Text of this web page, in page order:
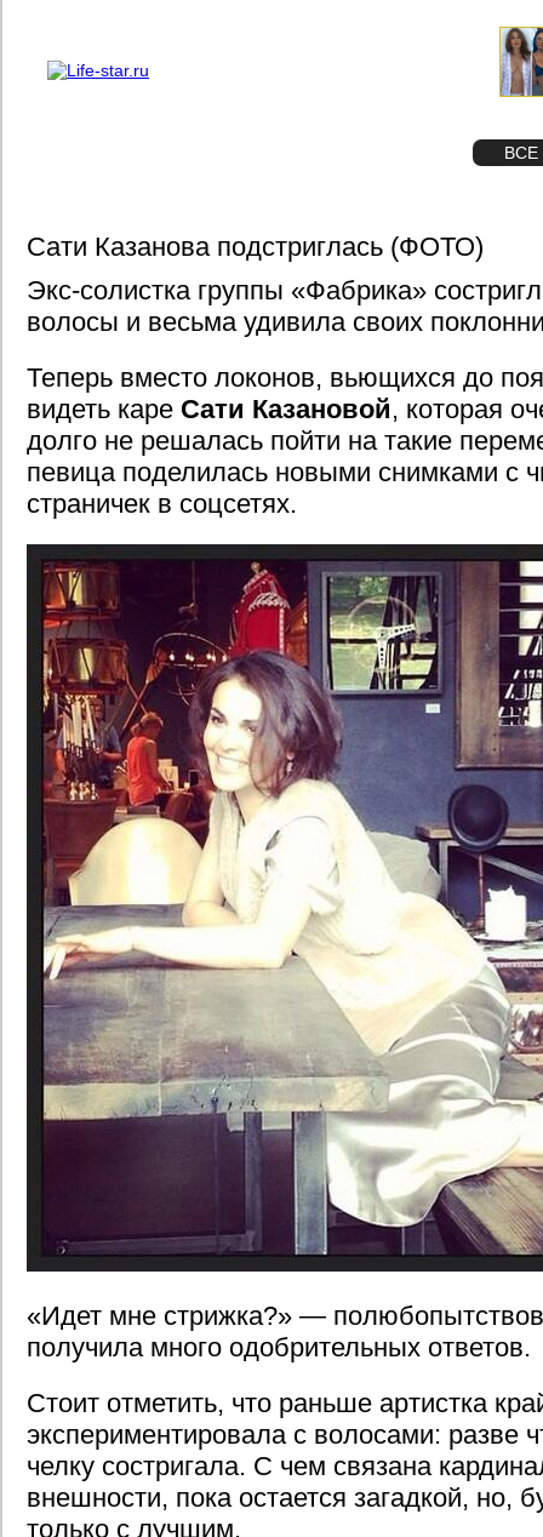
ВСЕ
Сати Казанова подстриглась (ФОТО)
Экс-солистка группы «Фабрика»
волосы и весьма удивила своих
Теперь вместо локонов, вьющихся до
видеть каре Сати Казановой, которая
долго не решалась пойти на такие
певица поделилась новыми снимками с
страничек в соцсетях.
«Идет мне стрижка?» —
получила много одобрительных ответов.
Стоит отметить, что раньше артистка
экспериментировала с волосами: разве
челку состригала. С чем связана
внешности, пока остается загадкой, но,
только с лучшим.